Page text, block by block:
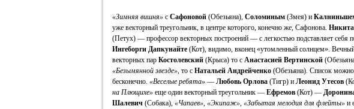
«Зимняя вишня» с Сафоновой (Обезьяна), Соломиным (Змея) и
уже векторный треугольник, в центре которого, конечно же, Сафонова.
(Петух) — профессор векторных построений — с легкостью подставляет себя
Ингеборги Дапкунайте (Кот), видимо, вконец «утомленный солнцем».
векторных пар Костолевский (Крыса) то с Анастасией Вертинской
«Безымянной звезде», то с Натальей Андрейченко (Обезьяна). Список
бесконечно. «Веселые ребята» — Любовь Орлова (Тигр) и Леонид Утесов
на Плющихе» еще один векторный треугольник — Ефремов (Кот) —
Шалевич (Собака), «Чапаев», «Экипаж», «Забытая мелодия для флейты» и